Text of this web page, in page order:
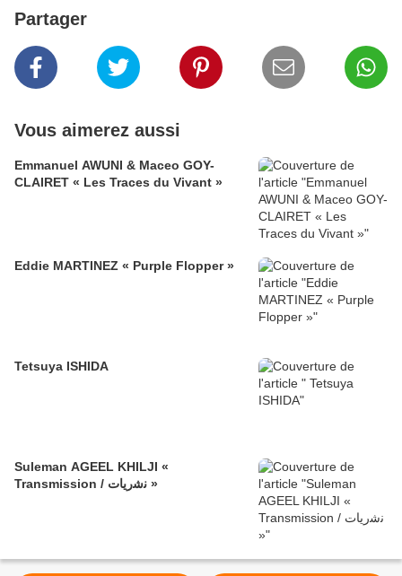
Partager
Vous aimerez aussi
Emmanuel AWUNI & Maceo GOY-
CLAIRET « Les Traces du Vivant »
Eddie MARTINEZ « Purple Flopper »
Tetsuya ISHIDA
Suleman AGEEL KHILJI «
Transmission / ﻧﺷرﯾﺎت »